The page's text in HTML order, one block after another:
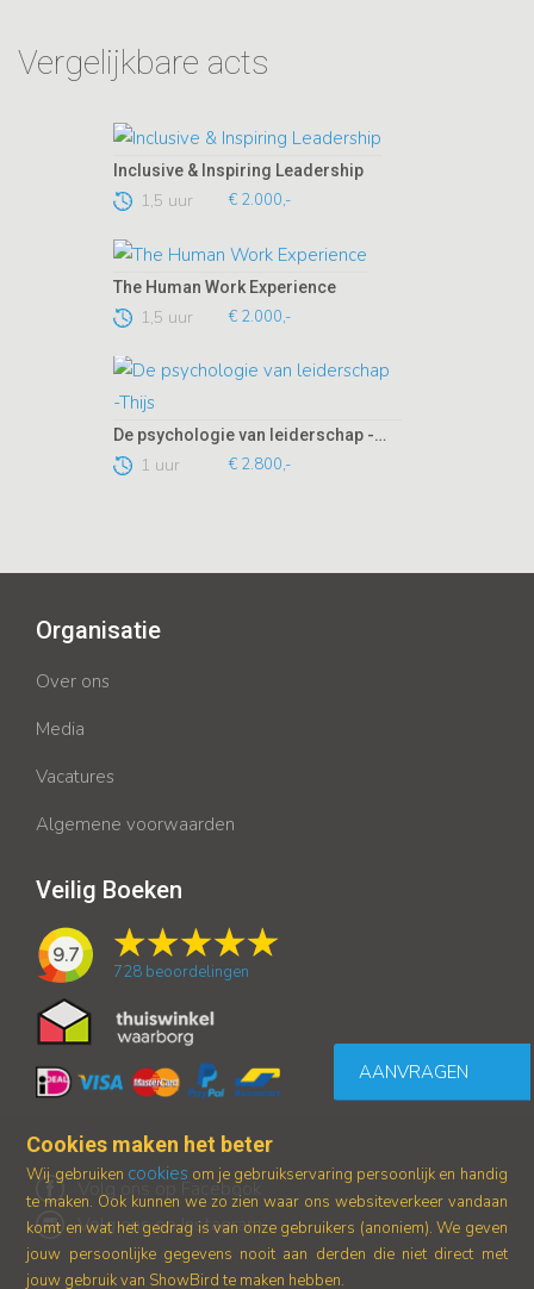
Vergelijkbare acts
Inclusive & Inspiring Leadership
1,5 uur € 2.000,-
The Human Work Experience
1,5 uur € 2.000,-
De psychologie van leiderschap -Thijs
1 uur € 2.800,-
AANVRAGEN
Organisatie
Over ons
Media
Vacatures
Algemene voorwaarden
Veilig Boeken
9.7
728 beoordelingen
Volg ons op Facebook
Volg ons op Instagram
Cookies maken het beter
Wij gebruiken cookies om je gebruikservaring persoonlijk en handig
te maken. Ook kunnen we zo zien waar ons websiteverkeer vandaan
komt en wat het gedrag is van onze gebruikers (anoniem). We geven
jouw persoonlijke gegevens nooit aan derden die niet direct met
jouw gebruik van ShowBird te maken hebben.